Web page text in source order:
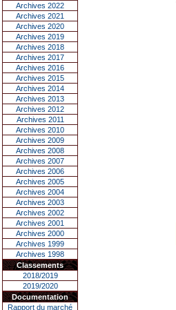
Archives 2022
Archives 2021
Archives 2020
Archives 2019
Archives 2018
Archives 2017
Archives 2016
Archives 2015
Archives 2014
Archives 2013
Archives 2012
Archives 2011
Archives 2010
Archives 2009
Archives 2008
Archives 2007
Archives 2006
Archives 2005
Archives 2004
Archives 2003
Archives 2002
Archives 2001
Archives 2000
Archives 1999
Archives 1998
Classements
2018/2019
2019/2020
Documentation
Rapport du marché